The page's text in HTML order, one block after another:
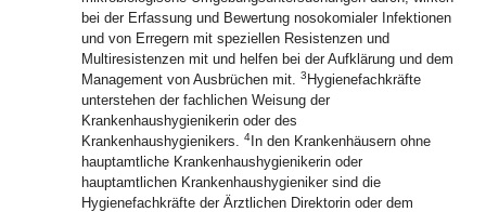
bei der Erfassung und Bewertung nosokomialer Infektionen
und von Erregern mit speziellen Resistenzen und
Multiresistenzen mit und helfen bei der Aufklärung und dem
Management von Ausbrüchen mit. 3 Hygienefachkräfte
unterstehen der fachlichen Weisung der
Krankenhaushygienikerin oder des
Krankenhaushygienikers. 4 In den Krankenhäusern ohne
hauptamtliche Krankenhaushygienikerin oder
hauptamtlichen Krankenhaushygieniker sind die
Hygienefachkräfte der Ärztlichen Direktorin oder dem